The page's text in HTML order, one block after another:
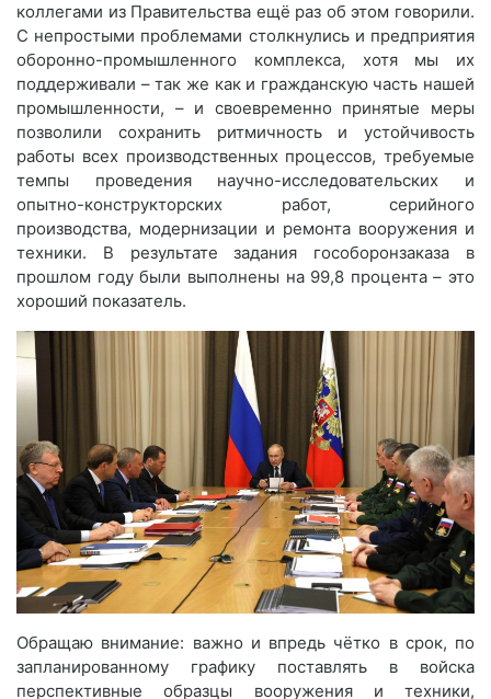
коллегами из Правительства ещё раз об этом говорили.
С непростыми проблемами столкнулись и предприятия
оборонно-промышленного комплекса, хотя мы их
поддерживали – так же как и гражданскую часть нашей
промышленности, – и своевременно принятые меры
позволили сохранить ритмичность и устойчивость
работы всех производственных процессов, требуемые
темпы проведения научно-исследовательских и
опытно-конструкторских работ, серийного
производства, модернизации и ремонта вооружения и
техники. В результате задания гособоронзаказа в
прошлом году были выполнены на 99,8 процента – это
хороший показатель.
Обращаю внимание: важно и впредь чётко в срок, по
запланированному графику поставлять в войска
перспективные образцы вооружения и техники,